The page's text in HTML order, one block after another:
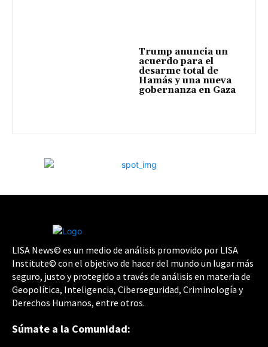
Trump anuncia un
acuerdo para el
desarme total de
Hamás y una nueva
gobernanza en Gaza
LISA News© es un medio de análisis promovido por LISA
Institute© con el objetivo de hacer del mundo un lugar más
seguro, justo y protegido a través de análisis en materia de
Geopolítica, Inteligencia, Ciberseguridad, Criminología y
Derechos Humanos, entre otros.
Súmate a la Comunidad: